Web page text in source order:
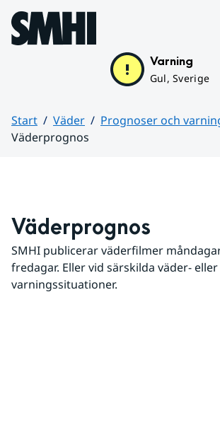
Hoppa till sidans innehåll
Varning
Gul, Sverige
Start Väder
Prognoser och
Väderprognos
Väderprognos
SMHI publicerar väderfilmer
fredagar. Eller vid särskilda väder- eller
varningssituationer.